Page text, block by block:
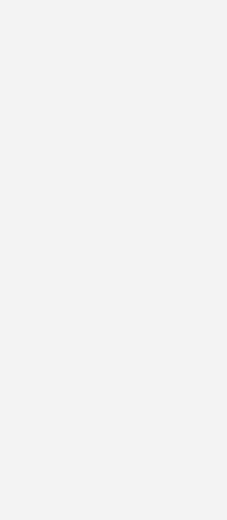
dieser Wertverlust auf
und
Umgang mit ihnen
von GEM bestellt, erhält er
durch Anzeige auf dem
Bestätigung erfolgt
Empfangsbestätigung der
im Sinne von §
an die vom
über Lieferfristen sind